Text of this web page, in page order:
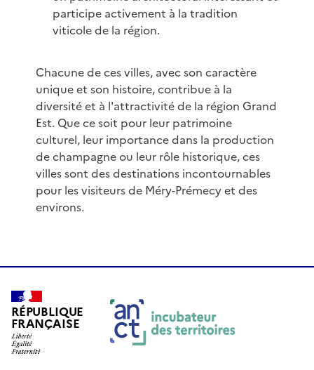
participe activement à la tradition
viticole de la région.
Chacune de ces villes, avec son caractère
unique et son histoire, contribue à la
diversité et à l'attractivité de la région Grand
Est. Que ce soit pour leur patrimoine
culturel, leur importance dans la production
de champagne ou leur rôle historique, ces
villes sont des destinations incontournables
pour les visiteurs de Méry-Prémecy et des
environs.
RÉPUBLIQUE
FRANÇAISE